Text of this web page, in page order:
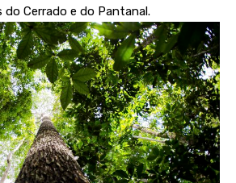
Cerrado e do Pantanal.